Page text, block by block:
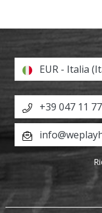
EUR - Italia
+39 047 11